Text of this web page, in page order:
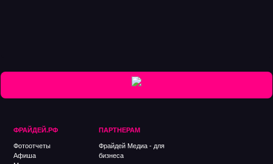
ФРАЙДЕЙ.РФ
Фотоотчеты
Афиша
ПАРТНЕРАМ
Фрайдей Медиа - для
бизнеса